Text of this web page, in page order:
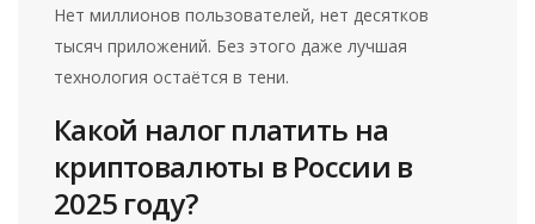
Нет миллионов пользователей, нет десятков
тысяч приложений. Без этого даже лучшая
технология остаётся в тени.
Какой налог платить на
криптовалюты в России в
2025 году?